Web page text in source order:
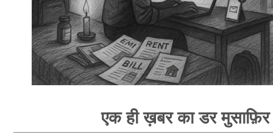
एक ही ख़बर का डर मुसाफ़िर